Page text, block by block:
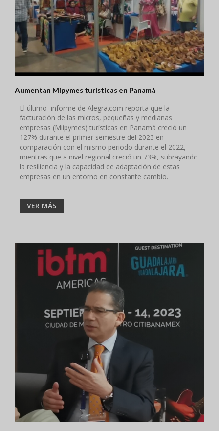
Aumentan Mipymes turísticas en Panamá
​El último ​ informe de Alegra.com reporta que la
facturación de las micros, pequeñas y medianas
empresas (Miipymes) turísticas en Panamá creció un
127% durante el primer semestre del 2023 en
comparación con el mismo periodo durante el 2022,
mientras que a nivel regional creció un 73%, subrayando
la resiliencia y la capacidad de adaptación de estas
empresas en un entorno en constante cambio.
VER MÁS